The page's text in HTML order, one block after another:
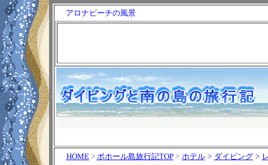
アロナビーチの風景
HOME> ボホール島旅行記TOP> ホテル > ダイビング >